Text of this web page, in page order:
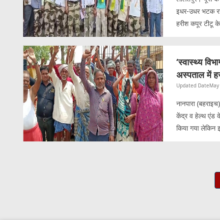
इधर-उधर भटक
हरीश कपूर टीटू
‘स्वास्थ्य
अस्पताल में
Updated Date
नानपारा
केंद्र व हेल्थ एंड
किया गया लेकिन